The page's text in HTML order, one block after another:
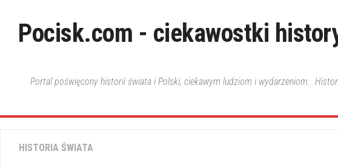
contentPocisk.com - ciekawostki
Portal poświęcony historii świata i Polski, ciekawym ludziom i wydarzeniom..
HISTORIA ŚWIATA